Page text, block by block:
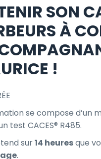
SON
À
!
se compose d’un
test CACES® R485.
sur14 heuresque
.